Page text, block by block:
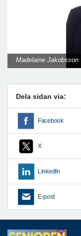
Madelaine Jakobsson
Dela sidan via:
Facebook
X
LinkedIn
E-post